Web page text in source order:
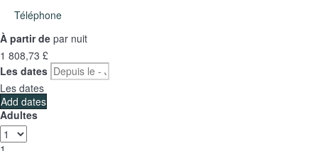
Téléphone
À partir de par nuit
1 808,73 £
Les dates
Les dates
Add dates
Adultes